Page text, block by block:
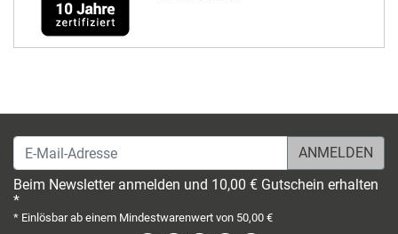
E-Mail-Adresse
Beim Newsletter anmelden und 10,00 € Gutschein erhalten
*
* Einlösbar ab einem Mindestwarenwert von 50,00 €